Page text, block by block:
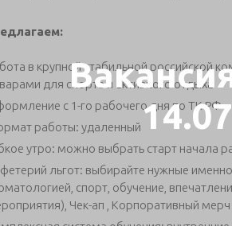
в крупной стабильной российской
для спорта и активного отдыха
с 1-го рабочего дня по ТК РФ
работы: удаленный
утро: можно выбрать старт начала
льгот: выбирайте нужные
спорт, обучение,
Чек-ап , Корпоративный мерч